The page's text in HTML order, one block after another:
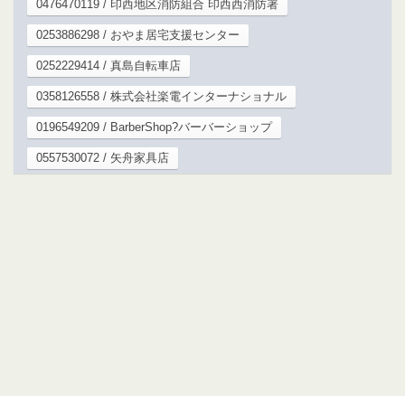
0476470119 / 印西地区消防組合 印西西消防署
0253886298 / おやま居宅支援センター
0252229414 / 真島自転車店
0358126558 / 株式会社楽電インターナショナル
0196549209 / BarberShop?バーバーショップ
0557530072 / 矢舟家具店